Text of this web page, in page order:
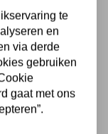
te
en
via derde
gebruiken
gaat met ons